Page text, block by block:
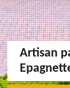
Artisan